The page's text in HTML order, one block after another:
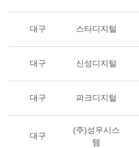
대구 스타디지털
대구 신성디지털
대구 피크디지털
대구
(주)성우시스
템